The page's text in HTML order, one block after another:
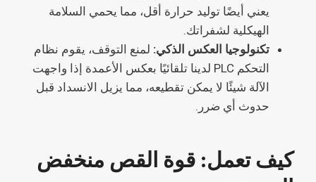
يعني أيضًا توليد حرارة أقل، مما يحمي السلامة
الهيكلية لشفراتك.
تكنولوجيا العكس الذكي: لمنع التوقف، يقوم نظام
التحكم PLC لدينا تلقائيًا بعكس الأعمدة إذا واجهت
الآلة شيئًا لا يمكن تقطيعه، مما يزيل الانسداد قبل
حدوث أي ضرر.
كيف تعمل: قوة القص منخفض